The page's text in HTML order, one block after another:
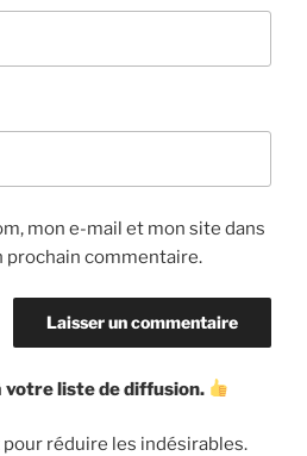
mon e-mail et mon site dans
prochain commentaire.
votre liste de diffusion.
réduire les indésirables.